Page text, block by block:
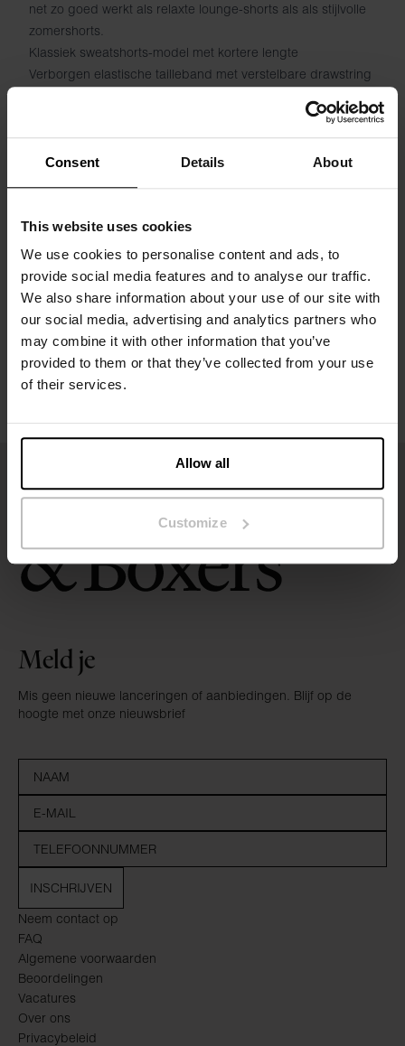
Consent Details About
This website uses cookies
We use cookies to personalise content and ads, to
provide social media features and to analyse our traffic.
We also share information about your use of our site with
our social media, advertising and analytics partners who
may combine it with other information that you’ve
provided to them or that they’ve collected from your use
of their services.
Allow all
Customize
net zo goed werkt als relaxte lounge-shorts als als stijlvolle
zomershorts.
Klassiek sweatshorts-model met kortere lengte
Verborgen elastische tailleband met verstelbare drawstring
Biologisch katoen voor ademend, zacht comfort
Ideaal voor training, thuis of als casual dagelijkse stijl
Specificatie
Maatgids
Wasvoorschriften
Beoordelingen
Neem contact op
FAQ
Algemene voorwaarden
Beoordelingen
Vacatures
Over ons
Privacybeleid
Meld je
Mis geen nieuwe lanceringen of aanbiedingen. Blijf op de
hoogte met onze nieuwsbrief
INSCHRIJVEN